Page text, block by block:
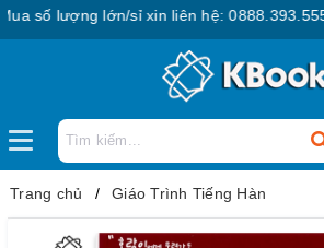
số lượng lớn/sỉ xin liên hệ: 0888.393.555
Trang chủ Giáo Trình Tiếng Hàn